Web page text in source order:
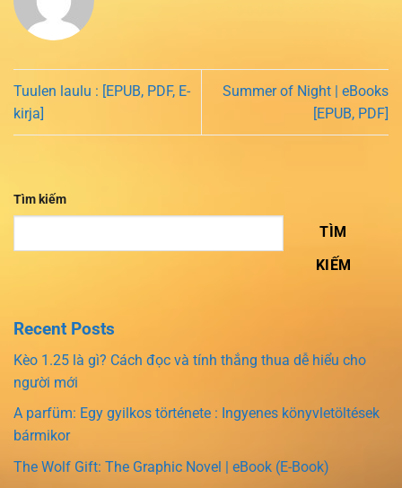
Tuulen laulu : [EPUB, PDF, E-
kirja]
Summer of Night | eBooks
[EPUB, PDF]
Tìm kiếm
TÌM
KIẾM
Recent Posts
Kèo 1.25 là gì? Cách đọc và tính thắng thua dễ hiểu cho
người mới
A parfüm: Egy gyilkos története : Ingyenes könyvletöltések
bármikor
The Wolf Gift: The Graphic Novel | eBook (E-Book)